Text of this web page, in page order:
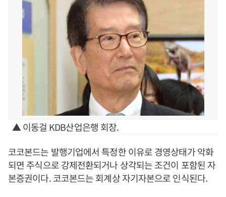
▲ 이동걸 KDB산업은행 회장.
코코본드는 발행기업에서 특정한 이유로 경영상태가 악화
되면 주식으로 강제전환되거나 상각되는 조건이 포함된 자
본증권이다. 코코본드는 회계상 자기자본으로 인식된다.